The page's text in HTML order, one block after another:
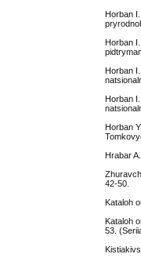
Horban
Horban
Horban
Horban
Horban
Hrabar
42-50.
Kataloh
Kataloh
53.